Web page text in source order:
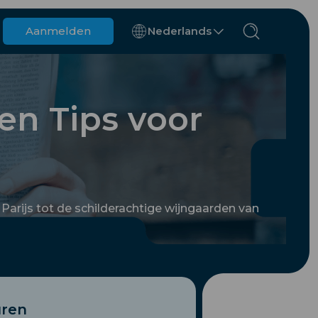
Aanmelden Nederlands
België
China
Denemarken
Estland
Tips voor
tot de schilderachtige wijngaarden van